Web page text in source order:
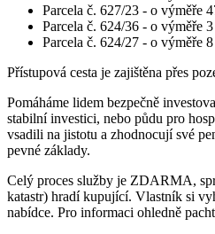
Parcela č. 627/23 - o výměře
Parcela č. 624/36 - o výměře
Parcela č. 624/27 - o výměře
Přístupová cesta je zajištěna přes
Pomáháme lidem bezpečně
stabilní investici, nebo půdu pro
vsadili na jistotu a zhodnocují své
pevné základy.
Celý proces služby je ZDARMA,
katastr) hradí kupující. Vlastník si
nabídce. Pro informaci ohledně